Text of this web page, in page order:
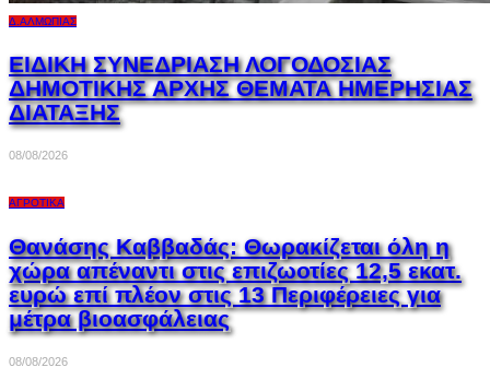
Δ.ΑΛΜΩΠΊΑΣ
ΕΙΔΙΚΗ ΣΥΝΕΔΡΙΑΣΗ ΛΟΓΟΔΟΣΙΑΣ
ΔΗΜΟΤΙΚΗΣ ΑΡΧΗΣ ΘΕΜΑΤΑ ΗΜΕΡΗΣΙΑΣ
ΔΙΑΤΑΞΗΣ
08/08/2026
ΑΓΡΟΤΙΚΆ
Θανάσης Καββαδάς: Θωρακίζεται όλη η
χώρα απέναντι στις επιζωοτίες 12,5 εκατ.
ευρώ επί πλέον στις 13 Περιφέρειες για
μέτρα βιοασφάλειας
08/08/2026